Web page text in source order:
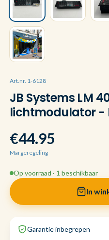
Art.nr. 1-6128
JB Systems LM
lichtmodulator -
€44.95
Margeregeling
Op voorraad · 1 beschikbaar
In
Garantie inbegrepen